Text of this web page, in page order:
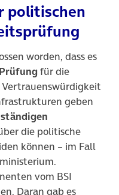
politischen
worden, dass es
für die
geben
die politische
können – im Fall
vom BSI
Daran gab es